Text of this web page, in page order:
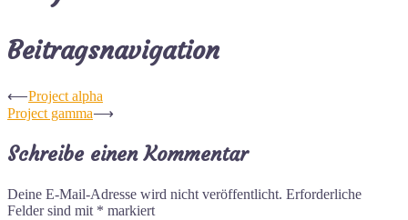
Beitragsnavigation
⟵Project alpha
Project gamma⟶
Schreibe einen Kommentar
Deine E-Mail-Adresse wird nicht veröffentlicht. Erforderliche
Felder sind mit * markiert